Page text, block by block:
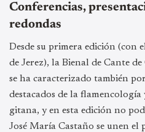
Conferencias,
redondas
Desde su primera edición (con
de Jerez), la Bienal de Cante
se ha caracterizado también
destacados de la
gitana, y en esta edición no
José María Castaño se unen el